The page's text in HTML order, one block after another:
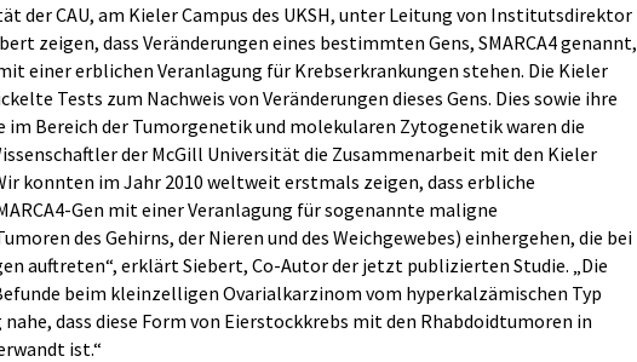
der CAU, am Kieler Campus des UKSH, unter Leitung von Institutsdirektor
zeigen, dass Veränderungen eines bestimmten Gens, SMARCA4 genannt,
einer erblichen Veranlagung für Krebserkrankungen stehen. Die Kieler
Tests zum Nachweis von Veränderungen dieses Gens. Dies sowie ihre
im Bereich der Tumorgenetik und molekularen Zytogenetik waren die
der McGill Universität die Zusammenarbeit mit den Kieler
konnten im Jahr 2010 weltweit erstmals zeigen, dass erbliche
Gen mit einer Veranlagung für sogenannte maligne
des Gehirns, der Nieren und des Weichgewebes) einhergehen, die bei
auftreten“, erklärt Siebert, Co-Autor der jetzt publizierten Studie. „Die
beim kleinzelligen Ovarialkarzinom vom hyperkalzämischen Typ
dass diese Form von Eierstockkrebs mit den Rhabdoidtumoren in
ist.“